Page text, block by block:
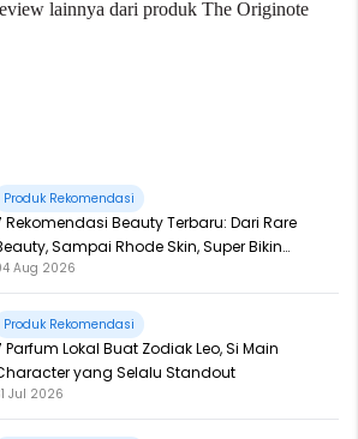
lainnya dari produk The Originote
Produk Rekomendasi
Rekomendasi Beauty Terbaru: Dari Rare
Sampai Rhode Skin, Super Bikin
Aug 2026
Produk Rekomendasi
Parfum Lokal Buat Zodiak Leo, Si Main
yang Selalu Standout
Jul 2026